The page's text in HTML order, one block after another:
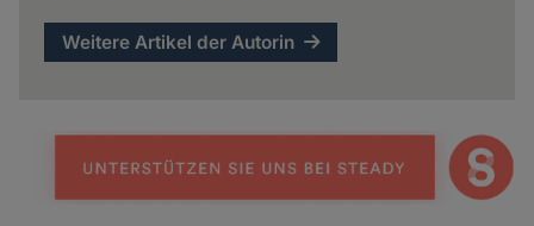
Weitere Artikel der Autorin